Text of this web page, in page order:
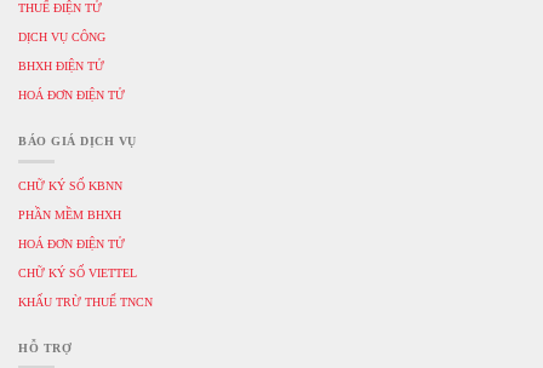
THUẾ ĐIỆN TỬ
DỊCH VỤ CÔNG
BHXH ĐIỆN TỬ
HOÁ ĐƠN ĐIỆN TỬ
BÁO GIÁ DỊCH VỤ
CHỮ KÝ SỐ KBNN
PHẦN MỀM BHXH
HOÁ ĐƠN ĐIỆN TỬ
CHỮ KÝ SỐ VIETTEL
KHẤU TRỪ THUẾ TNCN
HỖ TRỢ